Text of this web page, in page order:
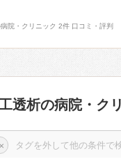
院・クリニック 2件 口コミ・評判
透析の病院・ク
×